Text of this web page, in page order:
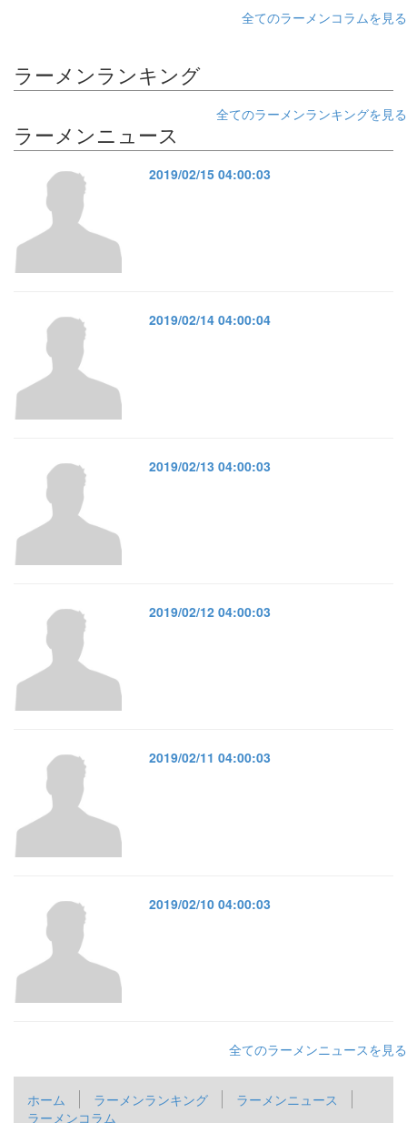
全てのラーメンコラムを見る
ラーメンランキング
全てのラーメンランキングを見る
ラーメンニュース
2019/02/15 04:00:03
2019/02/14 04:00:04
2019/02/13 04:00:03
2019/02/12 04:00:03
2019/02/11 04:00:03
2019/02/10 04:00:03
全てのラーメンニュースを見る
ホーム ラーメンランキング
ラーメンニュース
ラーメンコラム